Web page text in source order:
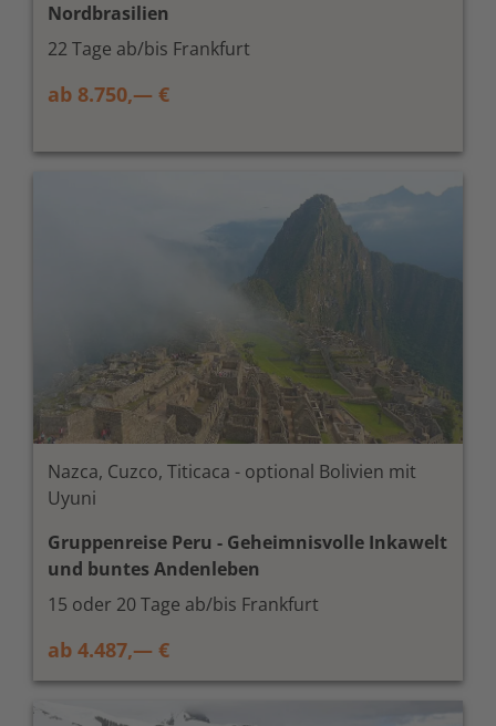
Nordbrasilien
22 Tage ab/bis Frankfurt
ab 8.750,— €
Nazca, Cuzco, Titicaca - optional Bolivien mit
Uyuni
Gruppenreise Peru - Geheimnisvolle Inkawelt
und buntes Andenleben
15 oder 20 Tage ab/bis Frankfurt
ab 4.487,— €